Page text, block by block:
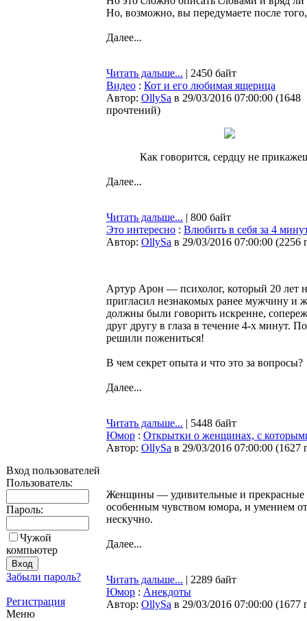
Вход пользователей
Пользователь:
Пароль:
Чужой
компьютер
Забыли пароль?
Регистрация
Меню
Но, возможно, вы передумаете после
Далее...
Читать дальше... | 2450 байт
Видео : Кот и его любимая ящерица
Автор: OllySa в 29/03/2016 07:00:00 (1648
прочтений)
Как говорится, сердцу не
Далее...
Читать дальше... | 800 байт
Это интересно : Влюбить в себя за 4
Автор: OllySa в 29/03/2016 07:00:00 (2256
Артур Арон — психолог, который 20 лет
пригласил незнакомых ранее мужчину и
должны были говорить искренне,
друг другу в глаза в течение 4-х минут.
решили пожениться!
В чем секрет опыта и что это за вопросы?
Далее...
Читать дальше... | 5448 байт
Юмор : Открытки о женщинах, с
Автор: OllySa в 29/03/2016 07:00:00 (1627
Женщины — удивительные и прекрасные
особенным чувством юмора, и умением
нескучно.
Далее...
Читать дальше... | 2289 байт
Юмор : Анекдоты
Автор: OllySa в 29/03/2016 07:00:00 (1677